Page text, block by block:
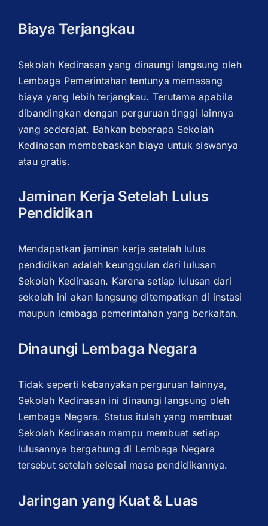
Biaya Terjangkau
Sekolah Kedinasan yang dinaungi langsung oleh
Lembaga Pemerintahan tentunya memasang
biaya yang lebih terjangkau. Terutama apabila
dibandingkan dengan perguruan tinggi lainnya
yang sederajat. Bahkan beberapa Sekolah
Kedinasan membebaskan biaya untuk siswanya
atau gratis.
Jaminan Kerja Setelah Lulus
Pendidikan
Mendapatkan jaminan kerja setelah lulus
pendidikan adalah keunggulan dari lulusan
Sekolah Kedinasan. Karena setiap lulusan dari
sekolah ini akan langsung ditempatkan di instasi
maupun lembaga pemerintahan yang berkaitan.
Dinaungi Lembaga Negara
Tidak seperti kebanyakan perguruan lainnya,
Sekolah Kedinasan ini dinaungi langsung oleh
Lembaga Negara. Status itulah yang membuat
Sekolah Kedinasan mampu membuat setiap
lulusannya bergabung di Lembaga Negara
tersebut setelah selesai masa pendidikannya.
Jaringan yang Kuat & Luas